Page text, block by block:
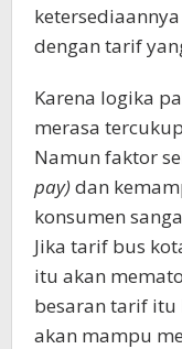
dengan tarif
Karena logika
merasa
Namun faktor
pay)dan
konsumen
Jika tarif bus
itu akan
besaran tarif itu
akan mampu